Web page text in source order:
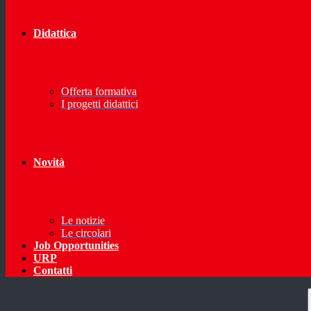
Didattica
Offerta formativa
I progetti didattici
Novità
Le notizie
Le circolari
Job Opportunities
URP
Contatti